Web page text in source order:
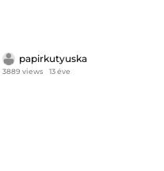
papirkutyuska
3889 views 13 éve